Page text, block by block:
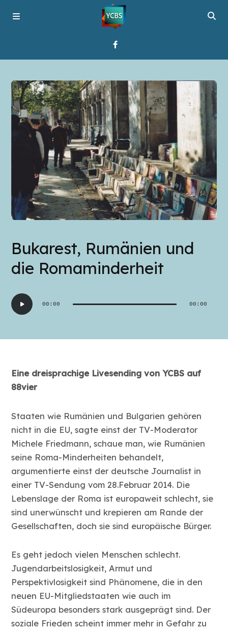
Programme
Über YCBS
Media Bridges
Bukarest, Rumänien und
die Romaminderheit
Audio-
Player
00:00 00:00
Eine dreisprachige Livesending von YCBS auf
88vier
Staaten wie Rumänien und Bulgarien gehören
nicht in die EU, sagte einst der TV-Moderator
Michele Friedmann, schaue man, wie Rumänien
seine Roma-Minderheiten behandelt,
argumentierte einst der deutsche Journalist in
einer TV-Sendung vom 28.Februar 2014. Die
Lebenslage der Roma ist europaweit schlecht, sie
sind unerwünscht und krepieren am Rande der
Gesellschaften, doch sie sind europäische Bürger.
Es geht jedoch vielen Menschen schlecht.
Jugendarbeitslosigkeit, Armut und
Perspektivlosigkeit sind Phänomene, die in den
neuen EU-Mitgliedstaaten wie auch im
Südeuropa besonders stark ausgeprägt sind. Der
soziale Frieden scheint immer mehr in Gefahr zu